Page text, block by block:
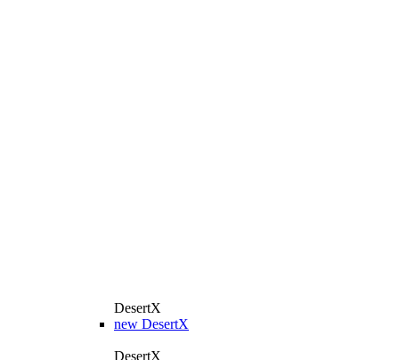
DesertX
new DesertX
DesertX